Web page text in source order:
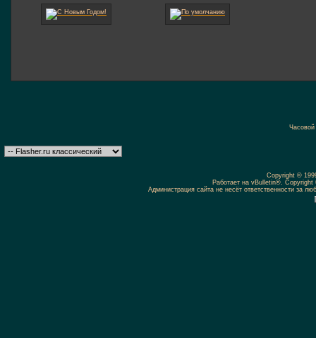
Copyright ©
Работает на vBulletin®.
Администрация сайта не несёт ответственности за